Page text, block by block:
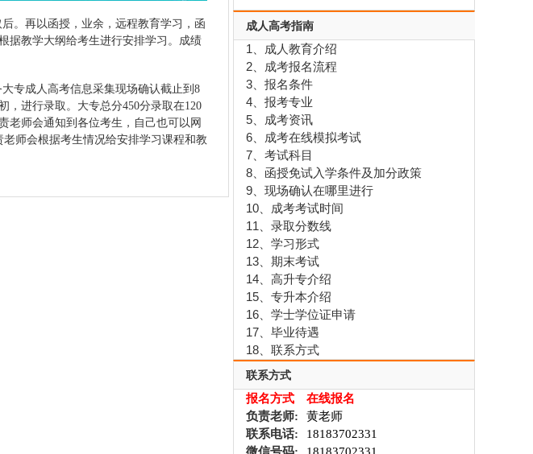
。再以函授，业余，远程教育学习，函
据教学大纲给考生进行安排学习。成绩
专成人高考信息采集现场确认截止到8
，进行录取。大专总分450分录取在120
老师会通知到各位考生，自己也可以网
师会根据考生情况给安排学习课程和教
成人高考指南
1、成人教育介绍
2、成考报名流程
3、报名条件
4、报考专业
5、成考资讯
6、成考在线模拟考试
7、考试科目
8、函授免试入学条件及加分政策
9、现场确认在哪里进行
10、成考考试时间
11、录取分数线
12、学习形式
13、期末考试
14、高升专介绍
15、专升本介绍
16、学士学位证申请
17、毕业待遇
18、联系方式
联系方式
报名方式
在线报名
负责老师:
黄老师
联系电话:
18183702331